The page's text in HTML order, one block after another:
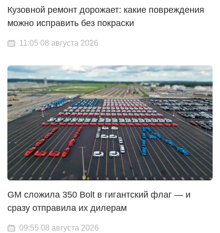
Кузовной ремонт дорожает: какие повреждения
можно исправить без покраски
11:05 08 августа 2026
GM сложила 350 Bolt в гигантский флаг — и
сразу отправила их дилерам
09:55 08 августа 2026